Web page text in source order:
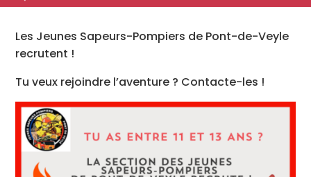
Les Jeunes Sapeurs-Pompiers de Pont-de-Veyle
recrutent !
Tu veux rejoindre l’aventure ? Contacte-les !